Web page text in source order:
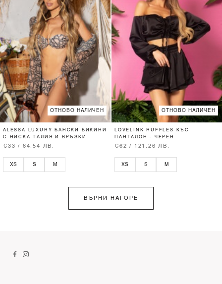
ОТНОВО НАЛИЧЕН
ALESSA LUXURY БАНСКИ БИКИНИ
С НИСКА ТАЛИЯ И ВРЪЗКИ
€33 / 64.54 ЛВ.
XS S M
ОТНОВО НАЛИЧЕН
LOVELINK RUFFLES КЪС
ПАНТАЛОН - ЧЕРЕН
€62 / 121.26 ЛВ.
XS S M
ВЪРНИ НАГОРЕ